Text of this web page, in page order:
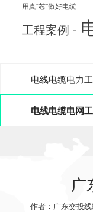
用真“芯”做好电缆
工程案例 -
电线电缆电力
电线电缆电网
广
作者：广东交投